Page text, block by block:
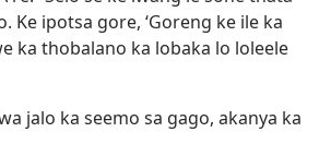
Ke ipotsa gore, ‘Goreng ke ile ka
ka thobalano ka lobaka lo loleele
jalo ka seemo sa gago, akanya ka